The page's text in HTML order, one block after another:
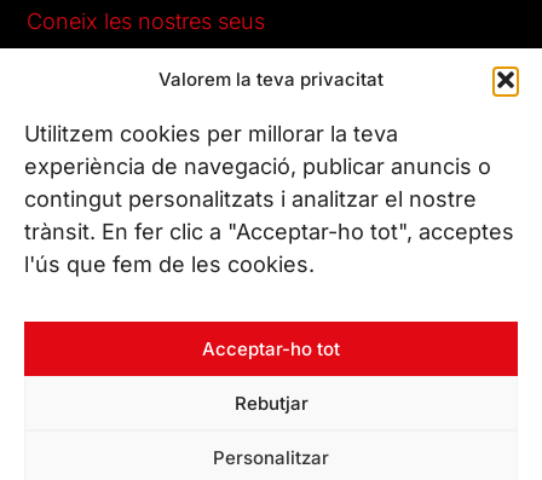
Valorem la teva privacitat
Utilitzem cookies per millorar la teva
experiència de navegació, publicar anuncis o
contingut personalitzats i analitzar el nostre
trànsit. En fer clic a "Acceptar-ho tot", acceptes
l'ús que fem de les cookies.
Acceptar-ho tot
Rebutjar
Personalitzar
Coneix les nostres seus
Tel. (+34) 937 882 300
SEGUEIX-NOS